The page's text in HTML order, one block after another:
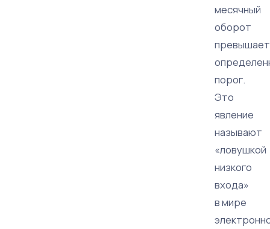
месячный
оборот
превышает
порог.
Это
явление
называют
«ловушкой
низкого
входа»
в мире